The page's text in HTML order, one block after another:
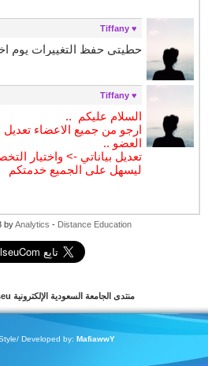
حطيتي حفظ التغييرات يوم
السلام عليكم..
ارجو من جميع الاعضاء تعديل
العضو ..
تعديل بياناتي -> واختيار
ليسهل على الجميع خدمتكم
byAnalytics -Distance Education
منتدى الجامعة السعودية الإلكترونية seu
Style/ Developed by:MafiawwY